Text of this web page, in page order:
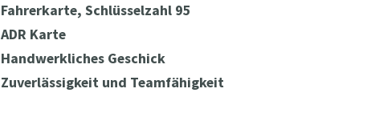
Fahrerkarte, Schlüsselzahl 95
ADR Karte
Handwerkliches Geschick
Zuverlässigkeit und Teamfähigkeit